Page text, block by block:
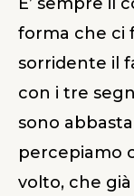
forma che ci
sorridente il
con i tre
sono
percepiamo
volto, che